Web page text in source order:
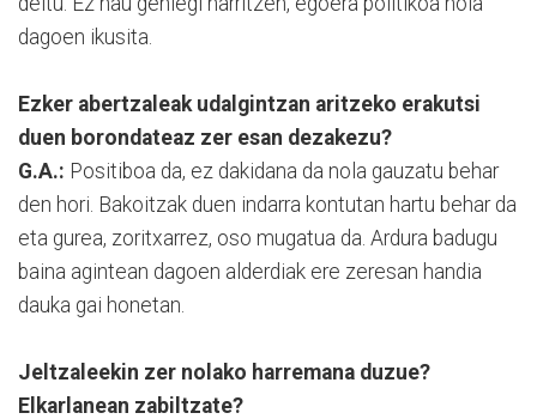
dagoen ikusita.
Ezker abertzaleak udalgintzan aritzeko erakutsi
duen borondateaz zer esan dezakezu?
G.A.: Positiboa da, ez dakidana da nola gauzatu behar
den hori. Bakoitzak duen indarra kontutan hartu behar da
eta gurea, zoritxarrez, oso mugatua da. Ardura badugu
baina agintean dagoen alderdiak ere zeresan handia
dauka gai honetan.
Jeltzaleekin zer nolako harremana duzue?
Elkarlanean zabiltzate?